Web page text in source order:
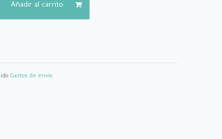
Añadir al carrito
Gastos de envío